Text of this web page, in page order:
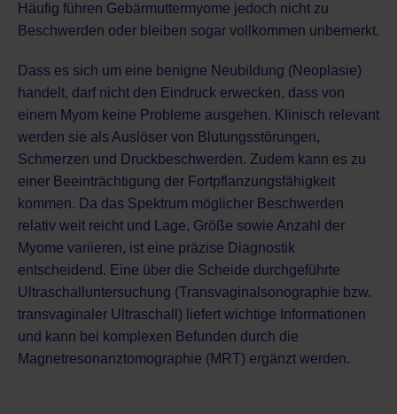
Häufig führen Gebärmuttermyome jedoch nicht zu
Beschwerden oder bleiben sogar vollkommen unbemerkt.
Dass es sich um eine benigne Neubildung (Neoplasie)
handelt, darf nicht den Eindruck erwecken, dass von
einem Myom keine Probleme ausgehen. Klinisch relevant
werden sie als Auslöser von Blutungsstörungen,
Schmerzen und Druckbeschwerden. Zudem kann es zu
einer Beeinträchtigung der Fortpflanzungsfähigkeit
kommen. Da das Spektrum möglicher Beschwerden
relativ weit reicht und Lage, Größe sowie Anzahl der
Myome variieren, ist eine präzise Diagnostik
entscheidend. Eine über die Scheide durchgeführte
Ultraschalluntersuchung (Transvaginalsonographie bzw.
transvaginaler Ultraschall) liefert wichtige Informationen
und kann bei komplexen Befunden durch die
Magnetresonanztomographie (MRT) ergänzt werden.